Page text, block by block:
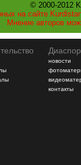
© 2000-2012
на сайте
Мнение авторов
новости
контакты